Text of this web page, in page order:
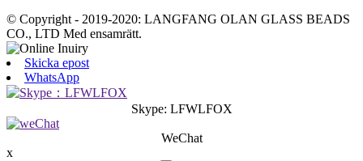
© Copyright - 2019-2020: LANGFANG OLAN GLASS BEADS
CO., LTD Med ensamrätt.
Skicka epost
WhatsApp
Skype: LFWLFOX
WeChat
x